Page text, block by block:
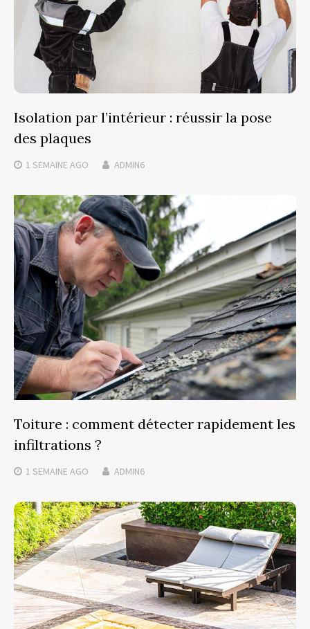
Isolation par l’intérieur : réussir la pose
des plaques
1 SEMAINE AGO ADMIN6
Toiture : comment détecter rapidement les
infiltrations ?
1 SEMAINE AGO ADMIN6